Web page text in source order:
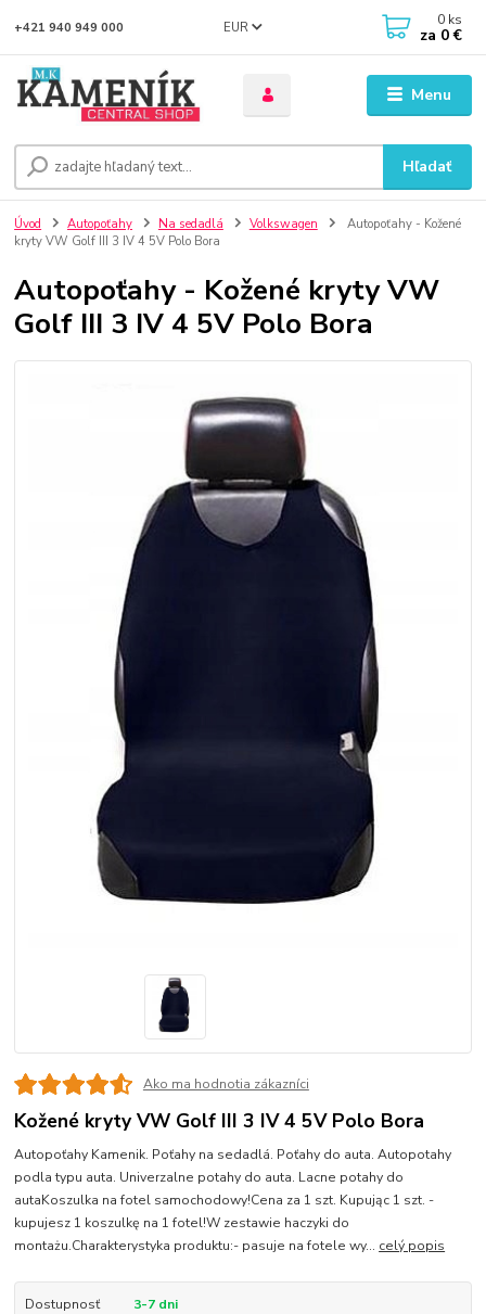
Menu
EUR
Hľadať
+421 940 949 000 0 ks
za 0 €
Úvod Autopoťahy Na sedadlá Volkswagen
Autopoťahy - Kožené
kryty VW Golf III 3 IV 4 5V Polo Bora
Autopoťahy - Kožené kryty VW
Golf III 3 IV 4 5V Polo Bora
Ako ma hodnotia zákazníci
Kožené kryty VW Golf III 3 IV 4 5V Polo Bora
Autopoťahy Kamenik. Poťahy na sedadlá. Poťahy do auta. Autopotahy
podla typu auta. Univerzalne potahy do auta. Lacne potahy do
autaKoszulka na fotel samochodowy!Cena za 1 szt. Kupując 1 szt. -
kupujesz 1 koszulkę na 1 fotel!W zestawie haczyki do
montażu.Charakterystyka produktu:- pasuje na fotele wy... celý popis
Dostupnosť 3-7 dni